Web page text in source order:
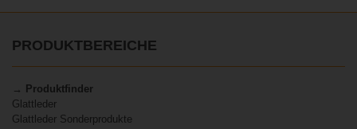
PRODUKTBEREICHE
→ Produktfinder
Glattleder
Glattleder Sonderprodukte